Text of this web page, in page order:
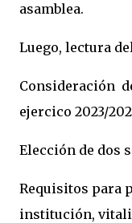
asamblea.
Luego, lectura
Consideración
ejercico 2023/
Elección de dos
Requisitos para
institución,